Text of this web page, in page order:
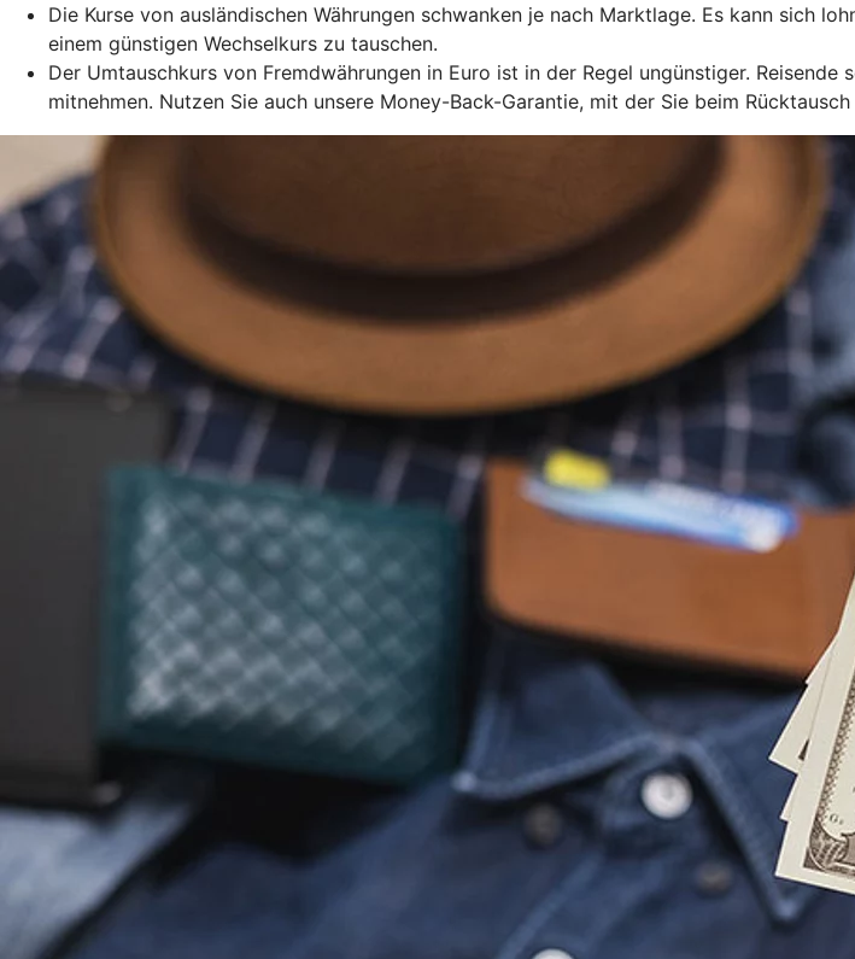
Die Kurse von ausländischen Währungen schwanken je nach Marktlage. Es kann sich
einem günstigen Wechselkurs zu tauschen.
Der Umtauschkurs von Fremdwährungen in Euro ist in der Regel ungünstiger.
mitnehmen. Nutzen Sie auch unsere Money-Back-Garantie, mit der Sie beim